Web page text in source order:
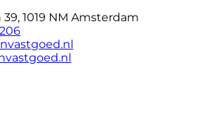
1019 NM Amsterdam